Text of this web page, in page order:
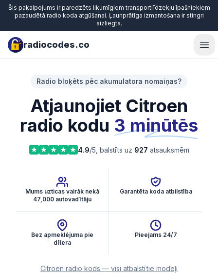
Šis pakalpojums ir paredzēts likumīgiem transportlīdzekļu īpašniekiem
pazaudētā radio koda atgūšanai. Ļaunprātīga izmantošana ir stingri
aizliegta.
radiocodes.co
Radio bloķēts pēc akumulatora nomaiņas?
Atjaunojiet Citroen
radio kodu 3 minūtēs
4.9/5, balstīts uz 927 atsauksmēm
Mums uzticas vairāk nekā
47,000 autovadītāju
Garantēta koda atbilstība
Bez apmeklējuma pie
dīlera
Pieejams 24/7
Citroen radio kods — visi atbalstītie modeļi